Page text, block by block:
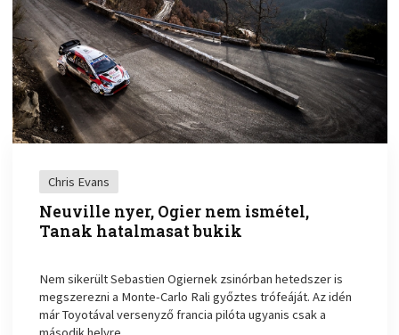
Chris Evans
Neuville nyer, Ogier nem ismétel,
Tanak hatalmasat bukik
Nem sikerült Sebastien Ogiernek zsinórban hetedszer is
megszerezni a Monte-Carlo Rali győztes trófeáját. Az idén
már Toyotával versenyző francia pilóta ugyanis csak a